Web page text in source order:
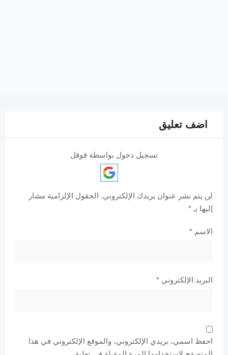
اضف تعليق
تسجيل دخول بواسطة قوقل
لن يتم نشر عنوان بريدك الإلكتروني. الحقول الإلزامية مشار
إليها بـ *
الاسم *
البريد الإلكتروني *
احفظ اسمي، بريدي الإلكتروني، والموقع الإلكتروني في هذا